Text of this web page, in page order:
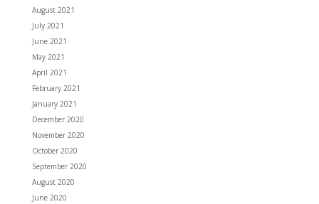
August 2021
July 2021
June 2021
May 2021
April 2021
February 2021
January 2021
December 2020
November 2020
October 2020
September 2020
August 2020
June 2020